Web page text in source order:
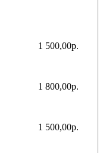
1 500,00р.
1 800,00р.
1 500,00р.